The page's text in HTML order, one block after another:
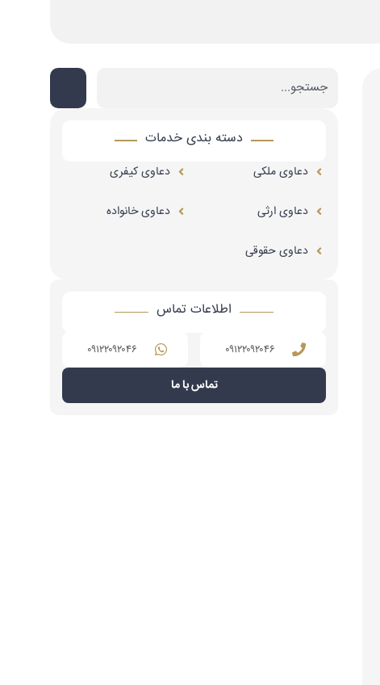
دسته بندی خدمات
دعاوی ملکی
دعاوی ارثی
دعاوی حقوقی
دعاوی کیفری
دعاوی خانواده
اطلاعات تماس
۰۹۱۲۲۰۹۲۰۴۶ ۰۹۱۲۲۰۹۲۰۴۶
تماس با ما